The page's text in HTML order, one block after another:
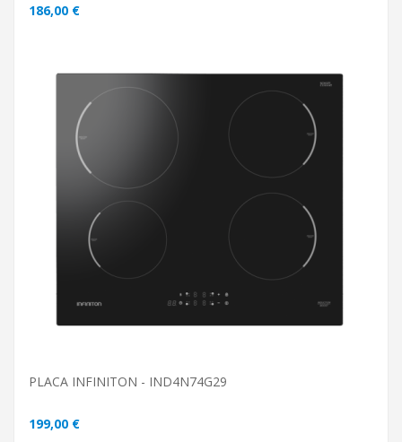
186,00 €
ADICIONAR AO CARRINHO
PLACA INFINITON - IND4N74G29
199,00 €